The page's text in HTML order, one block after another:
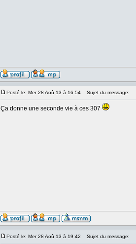
Posté le: Mer 28 Aoû 13 à 16:54 Sujet du message:
Ça donne une seconde vie à ces 307
Posté le: Mer 28 Aoû 13 à 19:42 Sujet du message: